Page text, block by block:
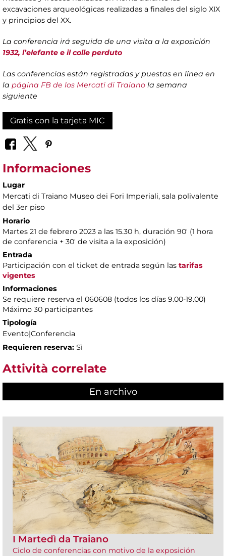
excavaciones arqueológicas realizadas a finales del siglo XIX
y principios del XX.
La conferencia irá seguida de una visita a la exposición
1932, l’elefante e il colle perduto
Las conferencias están registradas y puestas en línea en
la página FB de los Mercati di Traiano la semana
siguiente
Gratis con la tarjeta MIC
Informaciones
Lugar
Mercati di Traiano Museo dei Fori Imperiali, sala polivalente
del 3er piso
Horario
Martes 21 de febrero 2023 a las 15.30 h, duración 90' (1 hora
de conferencia + 30' de visita a la exposición)
Entrada
Participación con el ticket de entrada según las tarifas
vigentes
Informaciones
Se requiere reserva el 060608 (todos los días 9.00-19.00)
Máximo 30 participantes
Tipología
Evento|Conferencia
Requieren reserva: Sì
Attività correlate
En archivo
I Martedì da Traiano
Ciclo de conferencias con motivo de la exposición